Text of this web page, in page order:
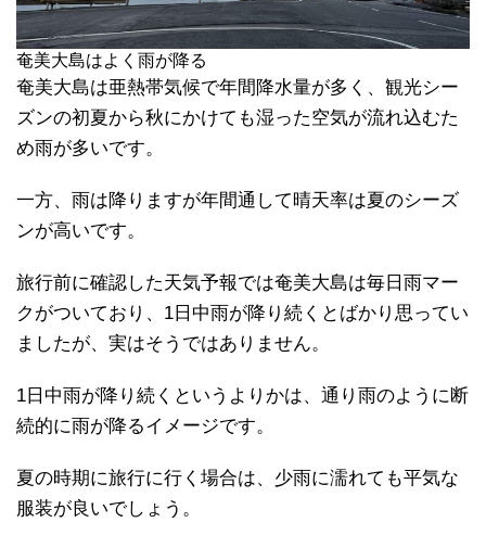
奄美大島はよく雨が降る
奄美大島は亜熱帯気候で年間降水量が多く、観光シー
ズンの初夏から秋にかけても湿った空気が流れ込むた
め雨が多いです。
一方、雨は降りますが年間通して晴天率は夏のシーズ
ンが高いです。
旅行前に確認した天気予報では奄美大島は毎日雨マー
クがついており、1日中雨が降り続くとばかり思ってい
ましたが、実はそうではありません。
1日中雨が降り続くというよりかは、通り雨のように断
続的に雨が降るイメージです。
夏の時期に旅行に行く場合は、少雨に濡れても平気な
服装が良いでしょう。